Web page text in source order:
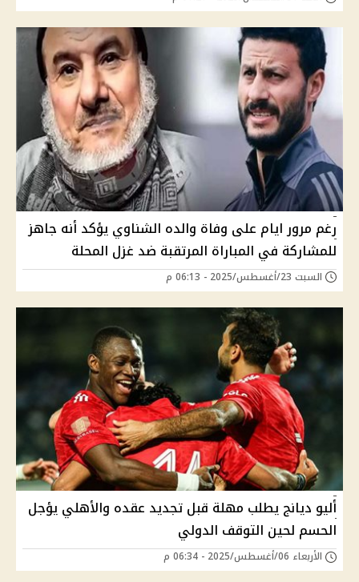
رغم مرور ايام على وفاة والده الشناوي يؤكد أنه جاهز
للمشاركة في المباراة المرتقبة ضد غزل المحلة
السبت 23/أغسطس/2025 - 06:13 م
أليو ديانج يطلب مهلة قبل تجديد عقده والأهلي يؤجل
الحسم لحين التوقف الدولي
الأربعاء 06/أغسطس/2025 - 06:34 م